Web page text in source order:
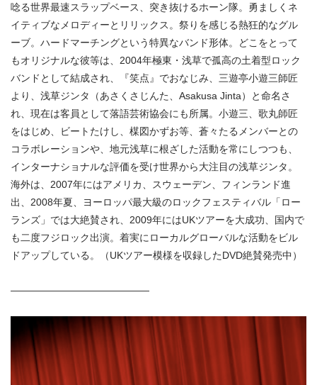
唸る世界最速スラップベース、突き抜けるホーン隊。勇ましくネ
イティブなメロディーとリリックス。祭りを感じる熱狂的なグル
ーブ。ハードマーチングという特異なバンド形体。どこをとって
もオリジナルな彼等は、2004年極東・浅草で孤高の土着型ロック
バンドとして結成され、『笑点』でおなじみ、三遊亭小遊三師匠
より、浅草ジンタ（あさくさじんた、Asakusa Jinta）と命名さ
れ、現在は客員として落語芸術協会にも所属。小遊三、歌丸師匠
をはじめ、ビートたけし、楳図かずお等、蒼々たるメンバーとの
コラボレーションや、地元浅草に根ざした活動を常にしつつも、
インターナショナルな評価を受け世界から大注目の浅草ジンタ。
海外は、2007年にはアメリカ、スウェーデン、フィンランド進
出、2008年夏、ヨーロッパ最大級のロックフェスティバル「ロー
ランズ」では大絶賛され、2009年にはUKツアーを大成功、国内で
も二度フジロック出演。着実にローカルグローバルな活動をビル
ドアップしている。（UKツアー模様を収録したDVD絶賛発売中）
——————————————